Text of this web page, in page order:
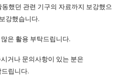
했던 관련 기구의 자료까지 보강했으
강했습니다.
은 활용 부탁드립니다.
거나 문의사항이 있는 분은
립니다.